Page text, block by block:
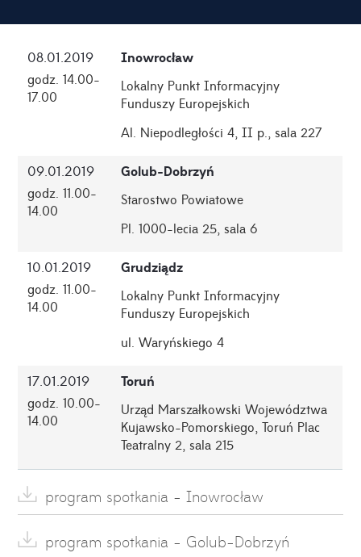
08.01.2019
godz. 14.00-
17.00
Inowrocław
Lokalny Punkt Informacyjny
Funduszy Europejskich
Al. Niepodległości 4, II p., sala 227
09.01.2019
godz. 11.00-
14.00
Golub-Dobrzyń
Starostwo Powiatowe
Pl. 1000-lecia 25, sala 6
10.01.2019
godz. 11.00-
14.00
Grudziądz
Lokalny Punkt Informacyjny
Funduszy Europejskich
ul. Waryńskiego 4
17.01.2019
godz. 10.00-
14.00
Toruń
Urząd Marszałkowski Województwa
Kujawsko-Pomorskiego, Toruń Plac
Teatralny 2, sala 215
program spotkania - Inowrocław
program spotkania - Golub-Dobrzyń